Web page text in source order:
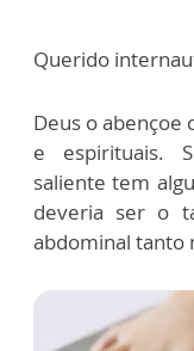
Querido
Deus o abençoe
e espirituais.
saliente tem
deveria ser o
abdominal tanto